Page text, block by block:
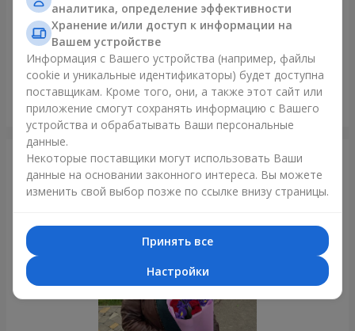
Букет "Лесная Нимфа"
Ивано-Франковск
Фотогалерея
аналитика, определение эффективности
Хранение и/или доступ к информации на
Вашем устройстве
Информация с Вашего устройства (например, файлы
cookie и уникальные идентификаторы) будет доступна
поставщикам. Кроме того, они, а также этот сайт или
приложение смогут сохранять информацию с Вашего
устройства и обрабатывать Ваши персональные
данные.
Некоторые поставщики могут использовать Ваши
данные на основании законного интереса. Вы можете
изменить свой выбор позже по ссылке внизу страницы.
Принять все
Настройки